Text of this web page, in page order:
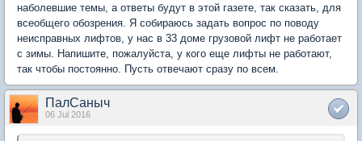
наболевшие темы, а ответы будут в этой газете, так сказать, для
всеобщего обозрения. Я собираюсь задать вопрос по поводу
неисправных лифтов, у нас в 33 доме грузовой лифт не работает
с зимы. Напишите, пожалуйста, у кого еще лифты не работают,
так чтобы постоянно. Пусть отвечают сразу по всем.
ПалСаныч
06 Jul 2016